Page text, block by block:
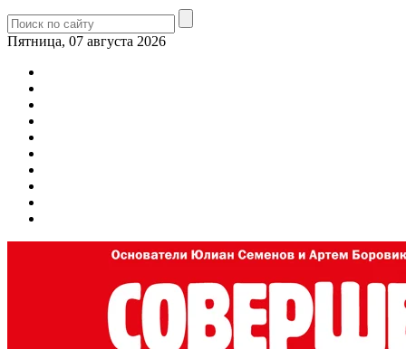
Пятница, 07 августа 2026